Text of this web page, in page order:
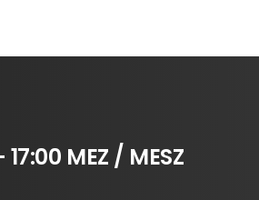
17:00 MEZ / MESZ